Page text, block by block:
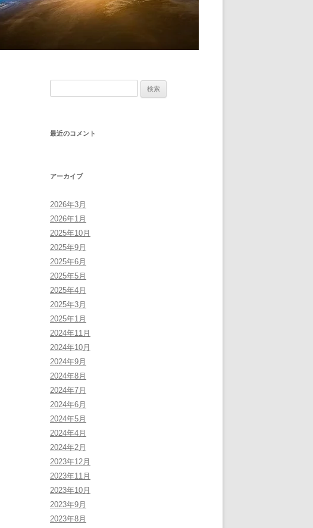
最近のコメント
アーカイブ
2026年3月
2026年1月
2025年10月
2025年9月
2025年6月
2025年5月
2025年4月
2025年3月
2025年1月
2024年11月
2024年10月
2024年9月
2024年8月
2024年7月
2024年6月
2024年5月
2024年4月
2024年2月
2023年12月
2023年11月
2023年10月
2023年9月
2023年8月